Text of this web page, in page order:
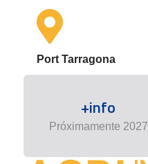
Port Tarragona
+info
Próximamente 2027